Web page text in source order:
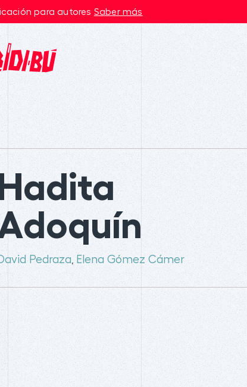
para autores Saber más
Hadita
Pedraza, Elena Gómez Cámer